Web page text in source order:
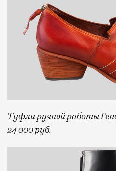
Туфли ручной работы
24000 руб.